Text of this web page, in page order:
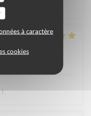
à caractère
cookies
!